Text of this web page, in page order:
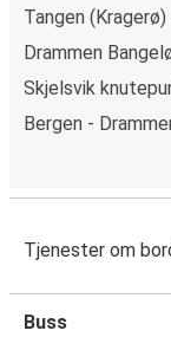
Tangen
Drammen
Skjelsvik
Bergen -
Tjenester om
Buss